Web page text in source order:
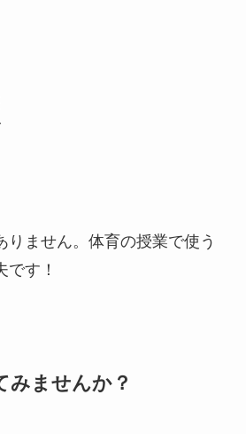
りません。体育の授業で使う
です！
みませんか？